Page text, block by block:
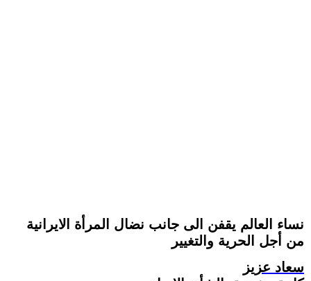
نساء العالم يقفن الى جانب نضال المرأة الايرانية
من أجل الحرية والتغيير
سعاد عزيز